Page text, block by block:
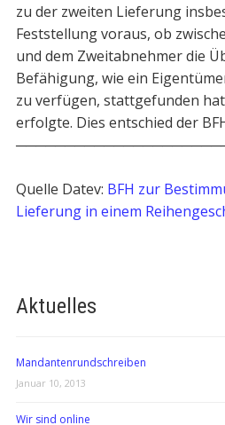
Aktuelles
Mandantenrundschreiben
Januar 10, 2013
Wir sind online
zu der zweiten Lieferung
Feststellung voraus, ob
und dem Zweitabnehmer die
Befähigung, wie ein
zu verfügen, stattgefunden
erfolgte. Dies entschied der
Quelle Datev: BFH zur
Lieferung in einem